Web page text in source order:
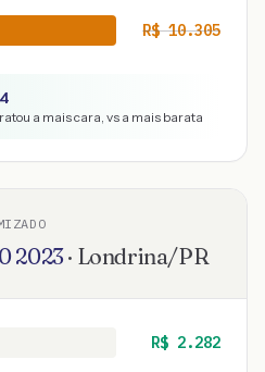
R$10.305
a mais cara, vs a mais barata
2023· Londrina/PR
R$ 2.282